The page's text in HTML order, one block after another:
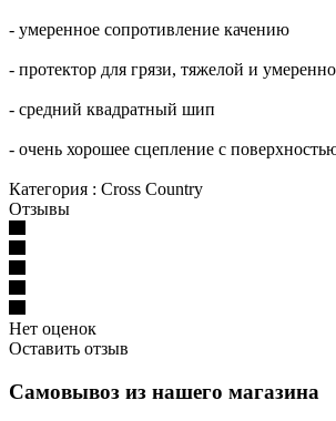
- умеренное сопротивление качению
- протектор для грязи, тяжелой и
- средний квадратный шип
- очень хорошее сцепление с
Категория : Cross Country
Отзывы
Нет оценок
Оставить отзыв
Самовывоз из нашего магазина